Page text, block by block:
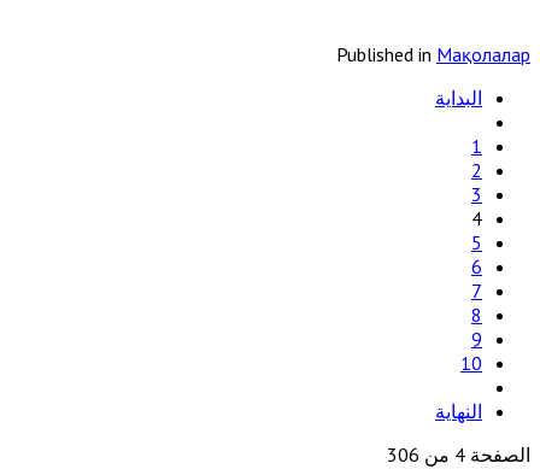
Published in Мақолалар
البداية
1
2
3
4
5
6
7
8
9
10
النهاية
الصفحة 4 من 306